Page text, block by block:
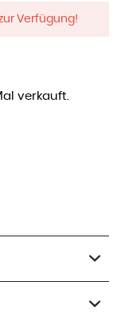
Verfügung!
verkauft.